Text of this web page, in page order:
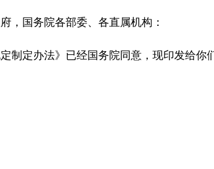
，国务院各部委、各直属机构：
制定办法》已经国务院同意，现印发给你